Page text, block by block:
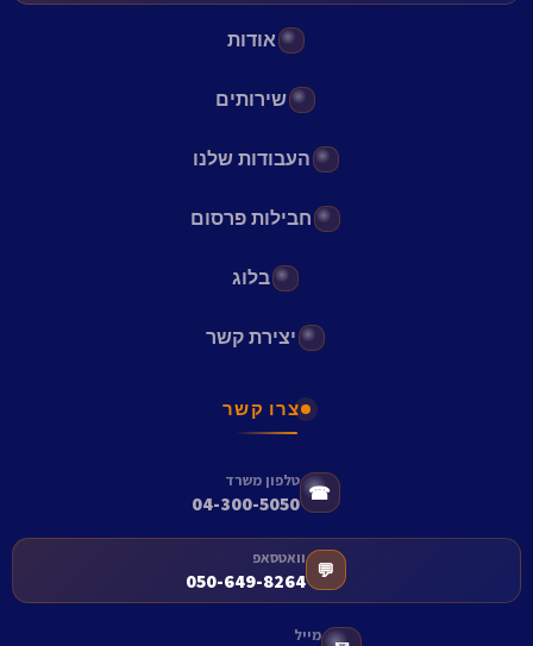
אודות
שירותים
העבודות שלנו
חבילות פרסום
בלוג
יצירת קשר
צרו קשר
☎
טלפון משרד
04-300-5050
💬
וואטסאפ
050-649-8264
מייל